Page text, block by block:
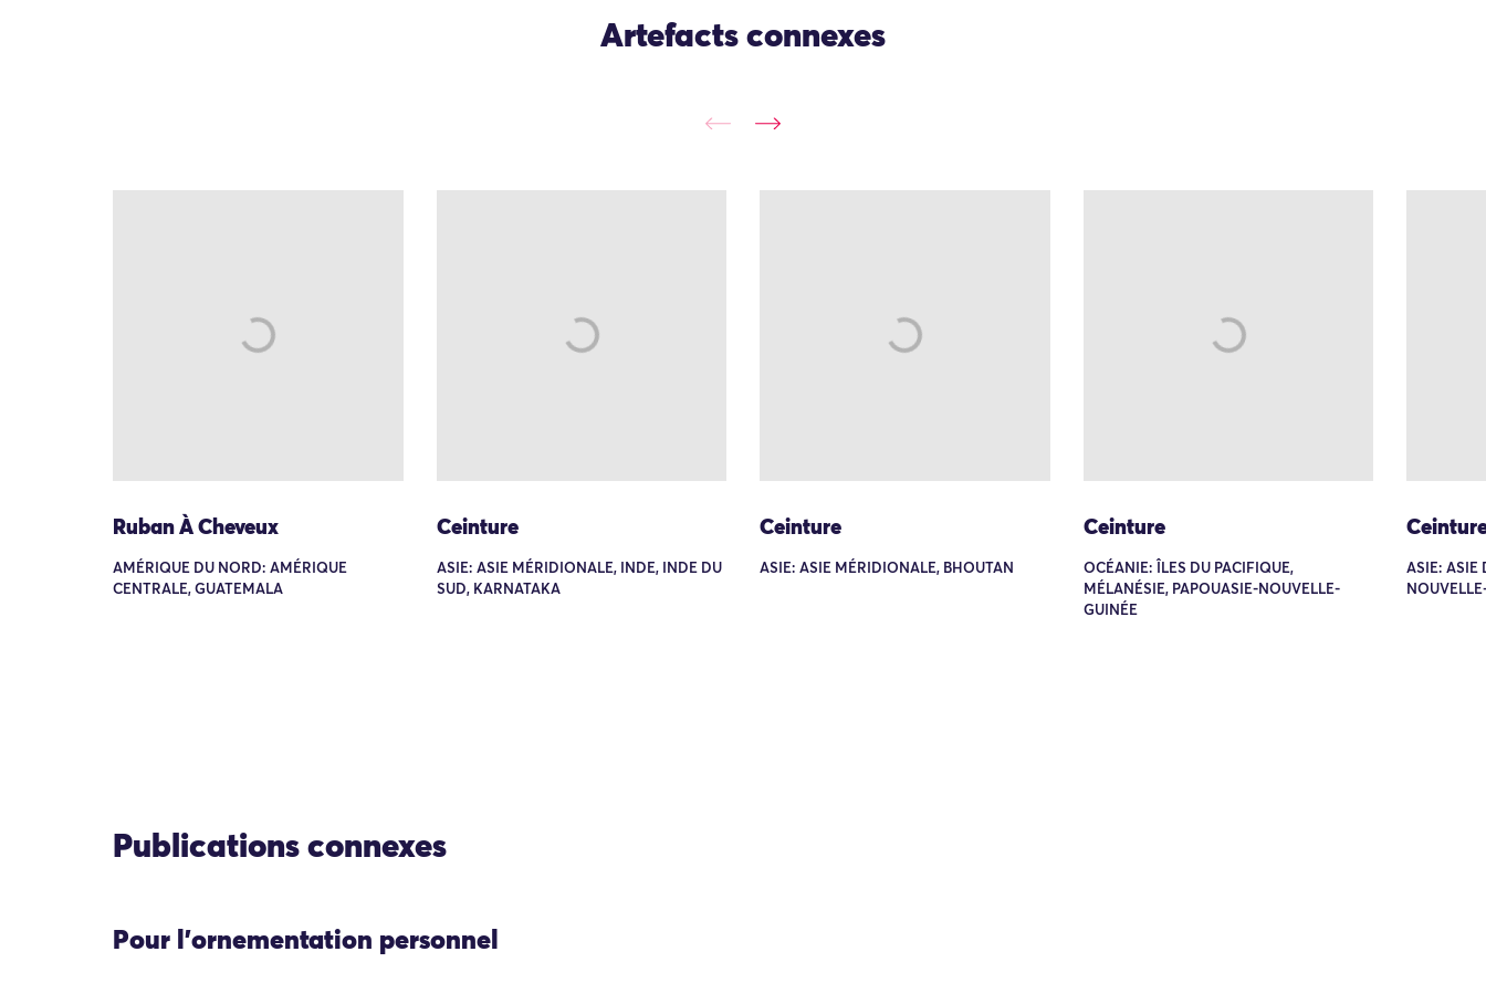
Artefacts connexes
Ruban À Cheveux
AMÉRIQUE DU NORD: AMÉRIQUE
CENTRALE, GUATEMALA
Ceinture
ASIE: ASIE MÉRIDIONALE, INDE, INDE DU
SUD, KARNATAKA
Ceinture
ASIE: ASIE MÉRIDIONALE, BHOUTAN
Ceinture
OCÉANIE: ÎLES DU PACIFIQUE,
MÉLANÉSIE, PAPOUASIE-NOUVELLE-
GUINÉE
ASIE: ASIE
Publications connexes
Pour l'ornementation personnel